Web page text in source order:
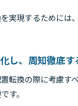
実現するためには
し、周知徹底す
転換の際に考慮す
す。